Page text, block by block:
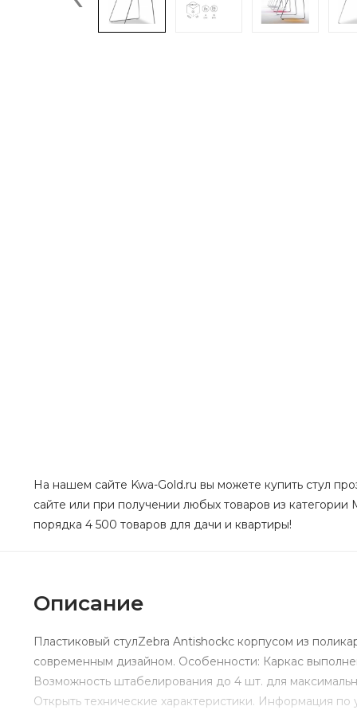
На нашем сайте Kwa-Gold.ru вы можете купить стул
сайте или при получении любых товаров из
порядка 4 500 товаров для дачи и квартиры!
Описание
Пластиковый стулZebra Antishockс корпусом из
современным дизайном. Особенности: Каркас
Возможность штабелирования до 4 шт. для
Открыть технические характеристики. Информация